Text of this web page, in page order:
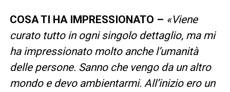
COSA TI HA IMPRESSIONATO – «Viene
curato tutto in ogni singolo dettaglio, ma mi
ha impressionato molto anche l’umanità
delle persone. Sanno che vengo da un altro
mondo e devo ambientarmi. All’inizio ero un